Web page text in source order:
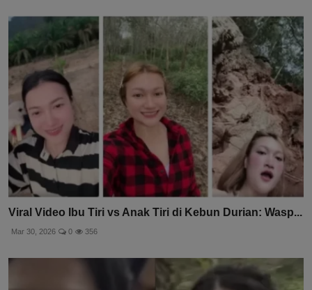
Viral Video Ibu Tiri vs Anak Tiri di Kebun Durian: Wasp...
Mar 30, 2026 0 356